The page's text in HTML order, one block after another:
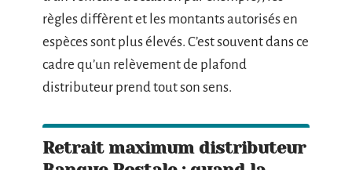
règles diffèrent et les montants autorisés en
espèces sont plus élevés. C’est souvent dans ce
cadre qu’un relèvement de plafond
distributeur prend tout son sens.
Retrait maximum distributeur